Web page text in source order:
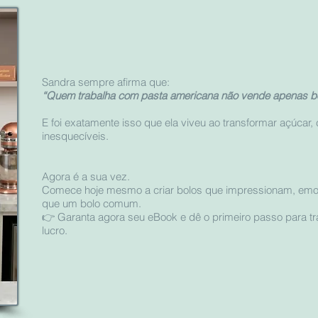
Sandra sempre afirma que:
“Quem trabalha com pasta americana não vende apenas
E foi exatamente isso que ela viveu ao transformar
inesquecíveis.
Agora é a sua vez.
Comece hoje mesmo a criar bolos que impressionam,
que um bolo comum.
👉 Garanta agora seu eBook e dê o primeiro passo para
lucro.